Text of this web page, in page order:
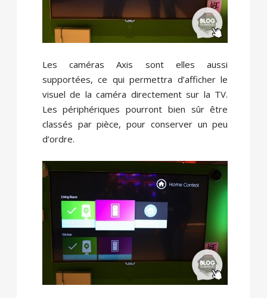
Les caméras Axis sont elles aussi
supportées, ce qui permettra d’afficher le
visuel de la caméra directement sur la TV.
Les périphériques pourront bien sûr être
classés par pièce, pour conserver un peu
d’ordre.